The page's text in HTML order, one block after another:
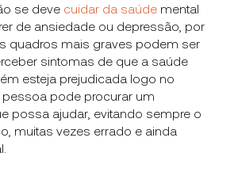
se deve cuidar da saúde mental
de ansiedade ou depressão, por
quadros mais graves podem ser
sintomas de que a saúde
esteja prejudicada logo no
pessoa pode procurar um
possa ajudar, evitando sempre o
muitas vezes errado e ainda